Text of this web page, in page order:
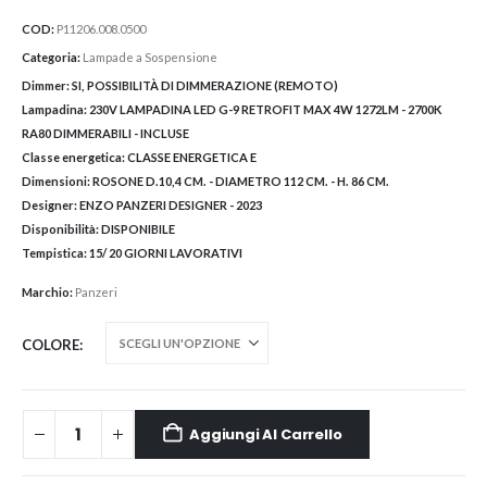
COD: P11206.008.0500
Categoria: Lampade a Sospensione
Dimmer:SI, POSSIBILITÀ DI DIMMERAZIONE (REMOTO)
Lampadina: 230V LAMPADINA LED G-9 RETROFIT MAX 4W 1272LM - 2700K
RA80 DIMMERABILI - INCLUSE
Classe energetica:CLASSE ENERGETICA E
Dimensioni:ROSONE D.10,4 CM. - DIAMETRO 112 CM. - H. 86 CM.
Designer:ENZO PANZERI DESIGNER - 2023
Disponibilità:DISPONIBILE
Tempistica:15/ 20 GIORNI LAVORATIVI
Marchio: Panzeri
COLORE
Aggiungi Al Carrello